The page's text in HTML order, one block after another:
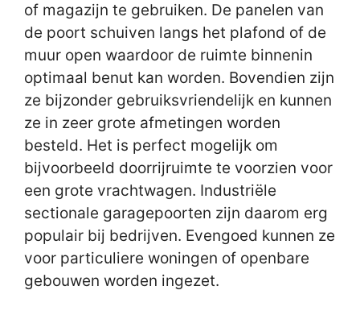
of magazijn te gebruiken. De panelen van
de poort schuiven langs het plafond of de
muur open waardoor de ruimte binnenin
optimaal benut kan worden. Bovendien zijn
ze bijzonder gebruiksvriendelijk en kunnen
ze in zeer grote afmetingen worden
besteld. Het is perfect mogelijk om
bijvoorbeeld doorrijruimte te voorzien voor
een grote vrachtwagen. Industriële
sectionale garagepoorten zijn daarom erg
populair bij bedrijven. Evengoed kunnen ze
voor particuliere woningen of openbare
gebouwen worden ingezet.